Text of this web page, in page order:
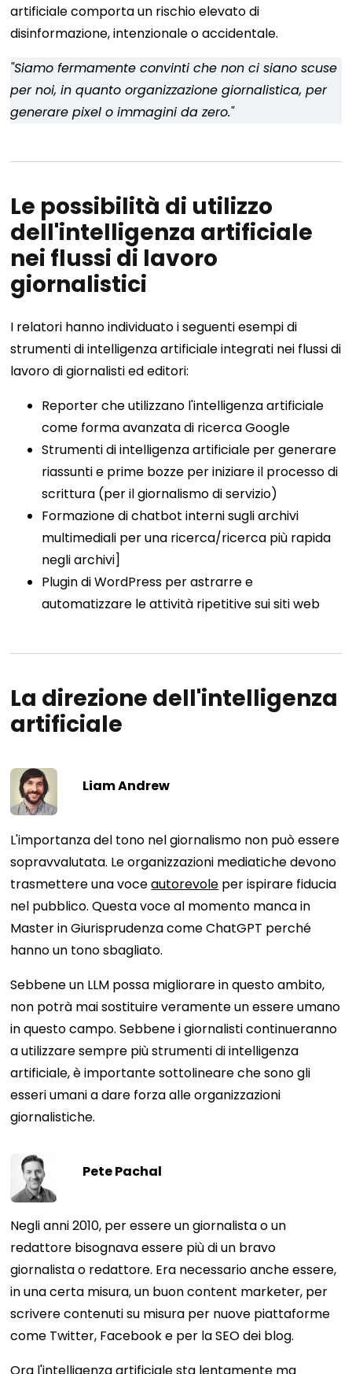
artificiale comporta un rischio elevato di
disinformazione, intenzionale o accidentale.
"Siamo fermamente convinti che non ci siano scuse
per noi, in quanto organizzazione giornalistica, per
generare pixel o immagini da zero."
Le possibilità di utilizzo
dell'intelligenza artificiale
nei flussi di lavoro
giornalistici
I relatori hanno individuato i seguenti esempi di
strumenti di intelligenza artificiale integrati nei flussi di
lavoro di giornalisti ed editori:
Reporter che utilizzano l'intelligenza artificiale
come forma avanzata di ricerca Google
Strumenti di intelligenza artificiale per generare
riassunti e prime bozze per iniziare il processo di
scrittura (per il giornalismo di servizio)
Formazione di chatbot interni sugli archivi
multimediali per una ricerca/ricerca più rapida
negli archivi]
Plugin di WordPress per astrarre e
automatizzare le attività ripetitive sui siti web
La direzione dell'intelligenza
artificiale
Liam Andrew
L'importanza del tono nel giornalismo non può essere
sopravvalutata. Le organizzazioni mediatiche devono
trasmettere una voceautorevole per ispirare fiducia
nel pubblico. Questa voce al momento manca in
Master in Giurisprudenza come ChatGPT perché
hanno un tono sbagliato.
Sebbene un LLM possa migliorare in questo ambito,
non potrà mai sostituire veramente un essere umano
in questo campo. Sebbene i giornalisti continueranno
a utilizzare sempre più strumenti di intelligenza
artificiale, è importante sottolineare che sono gli
esseri umani a dare forza alle organizzazioni
giornalistiche.
Pete Pachal
Negli anni 2010, per essere un giornalista o un
redattore bisognava essere più di un bravo
giornalista o redattore. Era necessario anche essere,
in una certa misura, un buon content marketer, per
scrivere contenuti su misura per nuove piattaforme
come Twitter, Facebook e per la SEO dei blog.